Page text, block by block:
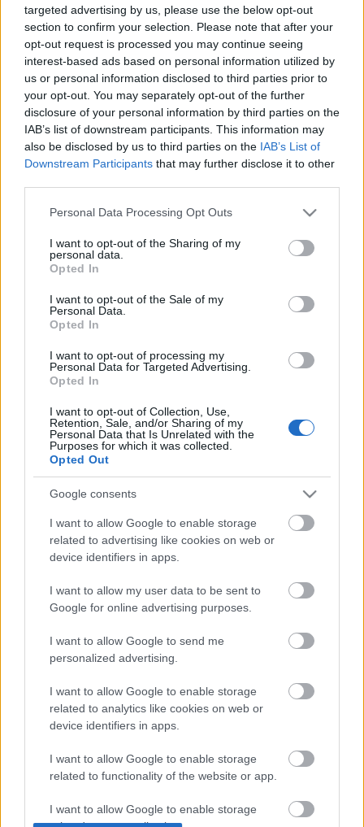
targeted advertising by us, please use the below opt-out
section to confirm your selection. Please note that after your
opt-out request is processed you may continue seeing
interest-based ads based on personal information utilized by
us or personal information disclosed to third parties prior to
your opt-out. You may separately opt-out of the further
disclosure of your personal information by third parties on the
IAB’s list of downstream participants. This information may
also be disclosed by us to third parties on the IAB’s List of
Downstream Participants that may further disclose it to other
Please note that this website/app uses one or more Google
not limited to your visit or usage behaviour. You may click to
grant or deny consent to Google and its third-party tags to
use your data for below specified purposes in below Google
consent section.
Personal Data Processing Opt Outs
I want to opt-out of the Sharing of my
personal data.
Opted In
I want to opt-out of the Sale of my
Personal Data.
Opted In
I want to opt-out of processing my
Personal Data for Targeted Advertising.
Opted In
I want to opt-out of Collection, Use,
Retention, Sale, and/or Sharing of my
Personal Data that Is Unrelated with the
Purposes for which it was collected.
Opted Out
Google consents
I want to allow Google to enable storage
related to advertising like cookies on web or
device identifiers in apps.
I want to allow my user data to be sent to
Google for online advertising purposes.
I want to allow Google to send me
personalized advertising.
I want to allow Google to enable storage
related to analytics like cookies on web or
device identifiers in apps.
I want to allow Google to enable storage
related to functionality of the website or app.
I want to allow Google to enable storage
A budapesti Mirage Film Stúdióval közösen beadott
filmtervek két fiatal rendező ötletei alapján
valósultak meg.Görögh ÁrpádAmszterdamban a
Holland Filmakadémián tanul, Bánovits Ottópedig
a londoni művészeti egyetem filmes szakán végzett,
2013-ban forgatókönyv íróként a cannes-i
filmfesztiválon is szerepelt azAwake című filmmel.
A két kisjátékfilm azóta elkészült,Agapéilletve
tervezi a Kamaraszínház.
2014-ben az Aradi Kamaraszínház és a Mirage Film
Árpádötletére,A fonálcímű filmballadára, amelyet
a Médiatanács ezúttal is támogatásra méltónak ítélt.
és budapesti közös stáb. Az új film forgatását jövő év
márciusára tervezik az alkotók.
A három film együttes költségvetése csaknem 50
ezer euró volt, a támogatás egyik feltétele az
elkészült filmek fesztiválokon való szerepeltetése. A
műsorra tűzi majd.
Agapétoktóber 15-én 18:30-tól, valamint október 19-
Cinema Cityben (MOM Park).